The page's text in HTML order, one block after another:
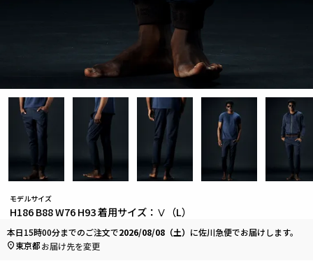
モデルサイズ
H186 B88 W76 H93 着用サイズ：Ⅴ（L）
本日15時00分までのご注文で2026/08/08（土） に佐川急便でお届けします。
東京都お届け先を変更